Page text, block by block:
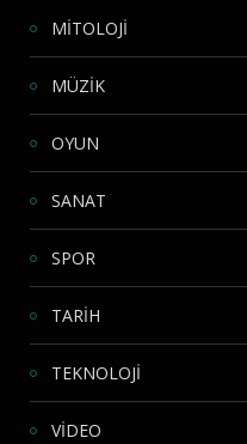
MİTOLOJİ
MÜZİK
OYUN
SANAT
SPOR
TARİH
TEKNOLOJİ
VİDEO